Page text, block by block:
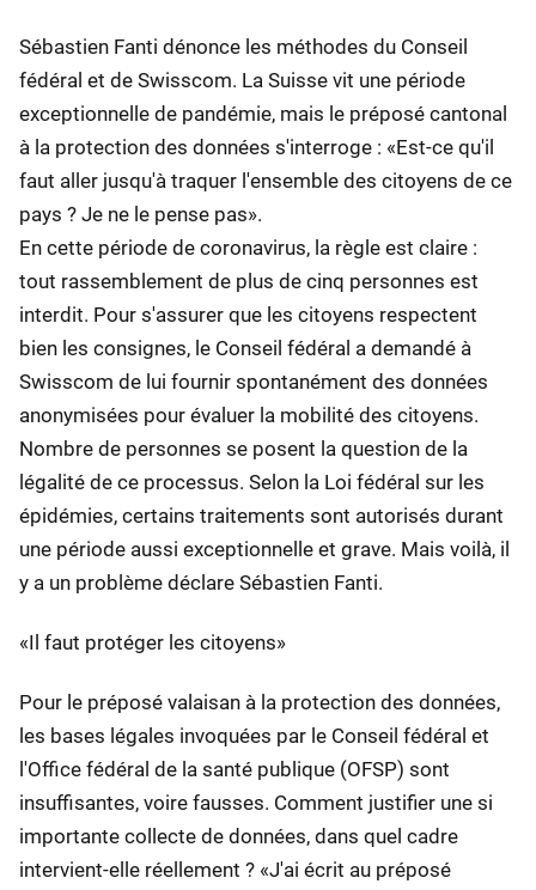
Sébastien Fanti dénonce les méthodes du Conseil
fédéral et de Swisscom. La Suisse vit une période
exceptionnelle de pandémie, mais le préposé cantonal
à la protection des données s'interroge : «Est-ce qu'il
faut aller jusqu'à traquer l'ensemble des citoyens de ce
pays ? Je ne le pense pas».
En cette période de coronavirus, la règle est claire :
tout rassemblement de plus de cinq personnes est
interdit. Pour s'assurer que les citoyens respectent
bien les consignes, le Conseil fédéral a demandé à
Swisscom de lui fournir spontanément des données
anonymisées pour évaluer la mobilité des citoyens.
Nombre de personnes se posent la question de la
légalité de ce processus. Selon la Loi fédéral sur les
épidémies, certains traitements sont autorisés durant
une période aussi exceptionnelle et grave. Mais voilà, il
y a un problème déclare Sébastien Fanti.
«Il faut protéger les citoyens»
Pour le préposé valaisan à la protection des données,
les bases légales invoquées par le Conseil fédéral et
l'Office fédéral de la santé publique (OFSP) sont
insuffisantes, voire fausses. Comment justifier une si
importante collecte de données, dans quel cadre
intervient-elle réellement ? «J'ai écrit au préposé